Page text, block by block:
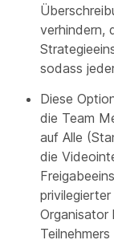
verhindern,
sodass
Diese
die Team
auf Alle
die
Organisator